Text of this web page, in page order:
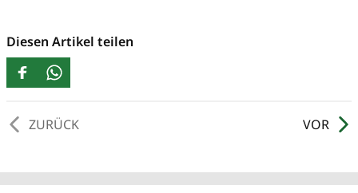
Diesen Artikel teilen
VOR
ZURÜCK